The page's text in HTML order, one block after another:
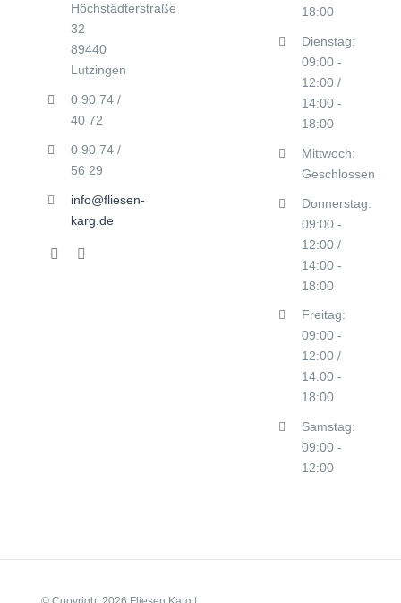
Höchstädterstraße
32
89440
Lutzingen
0 90 74 /
40 72
0 90 74 /
56 29
info@fliesen-
karg.de
18:00
Dienstag:
09:00 -
12:00 /
14:00 -
18:00
Mittwoch:
Geschlossen
Donnerstag:
09:00 -
12:00 /
14:00 -
18:00
Freitag:
09:00 -
12:00 /
14:00 -
18:00
Samstag:
09:00 -
12:00